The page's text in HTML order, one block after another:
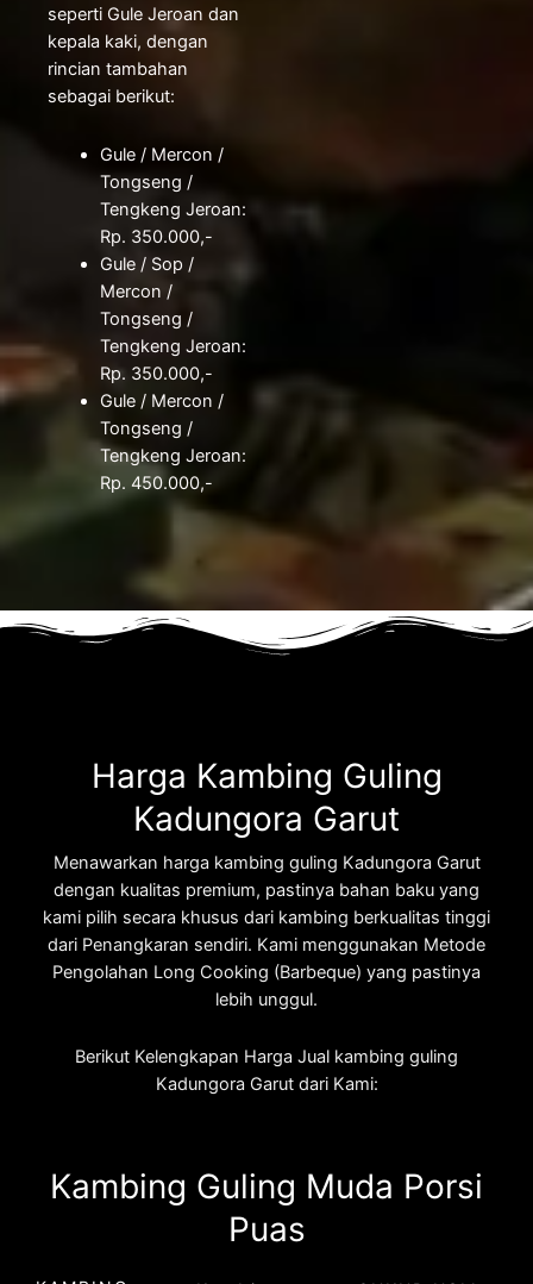
seperti Gule Jeroan dan
kepala kaki, dengan
rincian tambahan
sebagai berikut:
Gule / Mercon /
Tongseng /
Tengkeng Jeroan:
Rp. 350.000,-
Gule / Sop /
Mercon /
Tongseng /
Tengkeng Jeroan:
Rp. 350.000,-
Gule / Mercon /
Tongseng /
Tengkeng Jeroan:
Rp. 450.000,-
Harga Kambing Guling
Kadungora Garut
Menawarkan harga kambing guling Kadungora Garut
dengan kualitas premium, pastinya bahan baku yang
kami pilih secara khusus dari kambing berkualitas tinggi
dari Penangkaran sendiri. Kami menggunakan Metode
Pengolahan Long Cooking (Barbeque) yang pastinya
lebih unggul.
Berikut Kelengkapan Harga Jual kambing guling
Kadungora Garut dari Kami:
Kambing Guling Muda Porsi
Puas